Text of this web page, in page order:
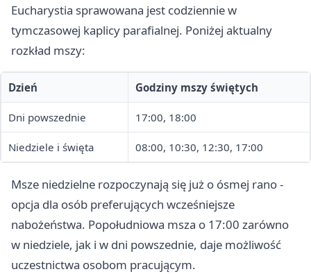
Eucharystia sprawowana jest codziennie w
tymczasowej kaplicy parafialnej. Poniżej aktualny
rozkład mszy:
Dzień Godziny mszy świętych
Dni powszednie 17:00, 18:00
Niedziele i święta 08:00, 10:30, 12:30, 17:00
Msze niedzielne rozpoczynają się już o ósmej rano -
opcja dla osób preferujących wcześniejsze
nabożeństwa. Popołudniowa msza o 17:00 zarówno
w niedziele, jak i w dni powszednie, daje możliwość
uczestnictwa osobom pracującym.